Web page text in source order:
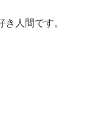
人間です。